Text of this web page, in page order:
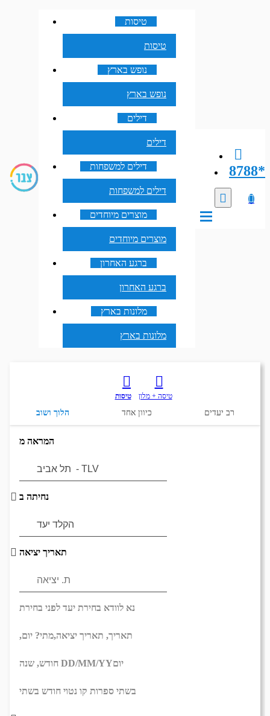
8788*
טיסות
טיסות
נופש בארץ
נופש בארץ
דילים
דילים
דילים למשפחות
דילים למשפחות
מוצרים מיוחדים
מוצרים מיוחדים
ברגע האחרון
ברגע האחרון
מלונות בארץ
מלונות בארץ
טיסות טיסה + מלון
הלוך ושוב כיוון אחד רב יעדים
המראה מ
נחיתה ב
תאריך יציאה
נא לוודא בחירת יעד לפני בחירת
תאריך, תאריך יציאה,מתי? יום,
DD/MM/YYיום
בשתי ספרות קו נטוי חודש בשתי